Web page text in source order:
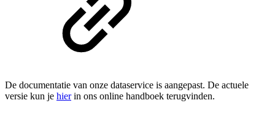
De documentatie van onze dataservice is aangepast. De actuele
versie kun je hierin ons online handboek terugvinden.